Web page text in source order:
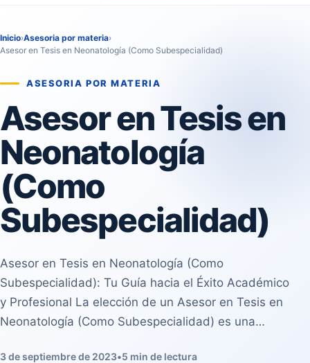
Inicio›Asesoria por materia›
Asesor en Tesis en Neonatología (Como Subespecialidad)
ASESORIA POR MATERIA
Asesor en Tesis en
Neonatología
(Como
Subespecialidad)
Asesor en Tesis en Neonatología (Como
Subespecialidad): Tu Guía hacia el Éxito Académico
y Profesional La elección de un Asesor en Tesis en
Neonatología (Como Subespecialidad) es una…
3 de septiembre de 2023•5 min de lectura